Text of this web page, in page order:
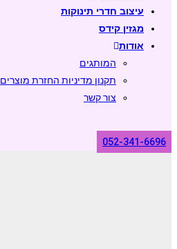
עיצוב חדרי תינוקות
מגזין קידס
אודות
המותגים
תקנון מדיניות החזרת מוצרים
צור קשר
052-341-6696